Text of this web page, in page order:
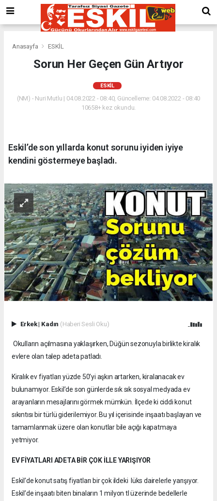
Anasayfa ESKİL
Sorun Her Geçen Gün Artıyor
ESKİL
(NM) - Nuri Mutlu | 04.08.2022 - 08:40, Güncelleme: 04.08.2022 - 08:40
10658+ kez okundu.
Eskil’de son yıllarda konut sorunu iyiden iyiye
kendini göstermeye başladı.
Erkek| Kadın (Haberi Sesli Oku)
Okulların açılmasına yaklaşırken, Düğün sezonuyla birlikte kiralık
evlere olan talep adeta patladı.
Kiralık ev fiyatları yüzde 50’yi aşkın artarken, kiralanacak ev
bulunamıyor. Eskil’de son günlerde sık sık sosyal medyada ev
arayanların mesajlarını görmek mümkün. İlçede ki ciddi konut
sıkıntısı bir türlü giderilemiyor. Bu yıl içerisinde inşaatı başlayan ve
tamamlanmak üzere olan konutlar bile açığı kapatmaya
yetmiyor.
EV FİYATLARI ADETA BİR ÇOK İLLE YARIŞIYOR
Eskil’de konut satış fiyatları bir çok ildeki lüks dairelerle yarışıyor.
Eskil’de inşaatı biten binaların 1 milyon tl üzerinde bedellerle